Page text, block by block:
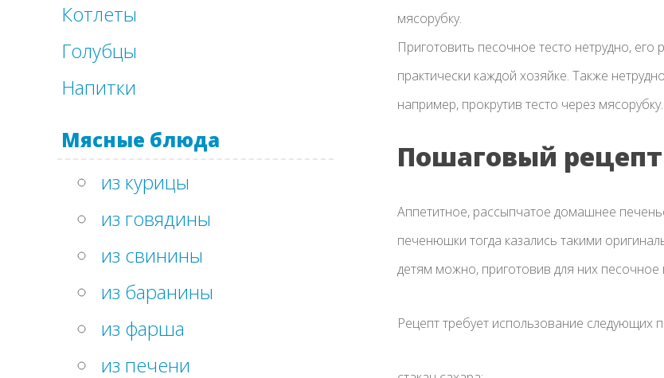
Котлеты
Голубцы
Напитки
Мясные блюда
из курицы
из говядины
из свинины
из баранины
из фарша
из печени
мясорубку.
Приготовить песочное тесто нетрудно,
практически каждой хозяйке. Также
например, прокрутив тесто через мясорубку.
Пошаговый
Аппетитное, рассыпчатое домашнее
печенюшки тогда казались такими
детям можно, приготовив для них
Рецепт требует использование следующих